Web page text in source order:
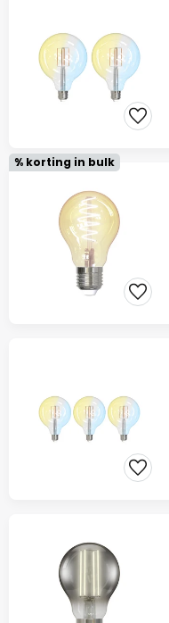
% korting in bulk